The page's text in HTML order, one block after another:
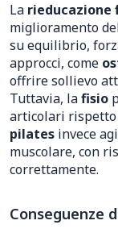
La rieducazione
miglioramento
su equilibrio,
approcci, come
offrire sollievo
Tuttavia, lafisio
articolari rispetto
pilates invece
muscolare, con
correttamente.
Conseguenze